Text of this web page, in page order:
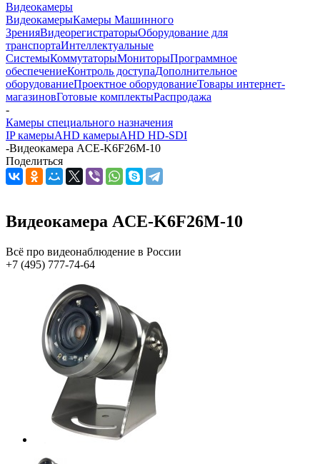
Видеокамеры
ВидеокамерыКамеры Машинного
ЗренияВидеорегистраторыОборудование для
транспортаИнтеллектуальные
СистемыКоммутаторыМониторыПрограммное
обеспечениеКонтроль доступаДополнительное
оборудованиеПроектное оборудованиеТовары интернет-
магазиновГотовые комплектыРаспродажа
-
Камеры специального назначения
IP камерыAHD камерыAHD HD-SDI
-Видеокамера ACE-K6F26M-10
Поделиться
Видеокамера ACE-K6F26M-10
Всё про видеонаблюдение в России
+7 (495) 777-74-64